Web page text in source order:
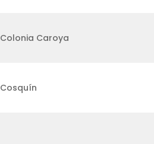
Colonia Caroya
Cosquín